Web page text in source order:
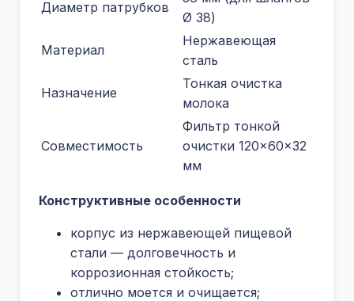
Диаметр патрубков
Ø 38)
Материал
Нержавеющая
сталь
Назначение
Тонкая очистка
молока
Совместимость
Фильтр тонкой
очистки 120×60×32
мм
Конструктивные особенности
корпус из нержавеющей пищевой
стали — долговечность и
коррозионная стойкость;
отлично моется и очищается;